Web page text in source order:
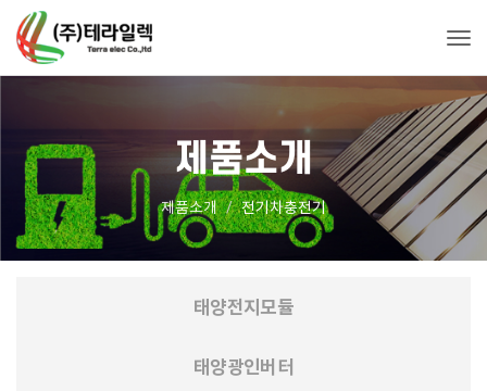
제품소개
제품소개 전기차충전기
태양전지모듈
태양광인버터